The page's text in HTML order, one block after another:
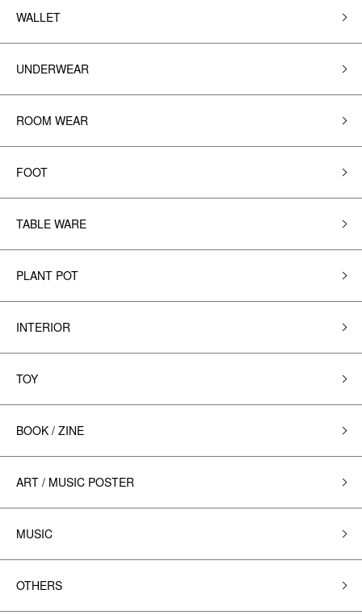
WALLET
UNDERWEAR
ROOM WEAR
FOOT
TABLE WARE
PLANT POT
INTERIOR
TOY
BOOK / ZINE
ART / MUSIC POSTER
MUSIC
OTHERS